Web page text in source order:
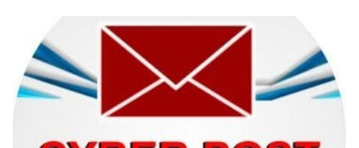
content